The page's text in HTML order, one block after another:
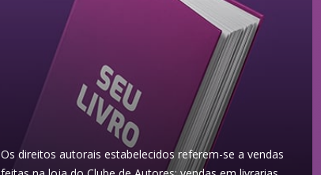
Os direitos autorais estabelecidos referem-se a vendas